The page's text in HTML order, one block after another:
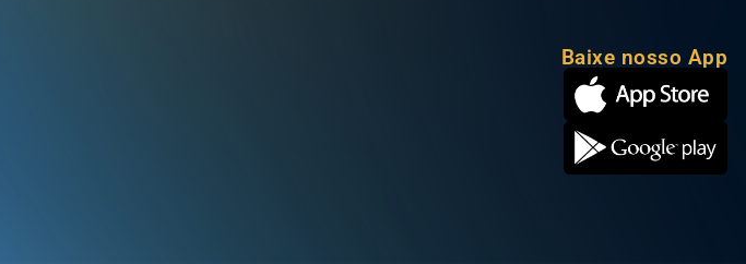
Baixe nosso App